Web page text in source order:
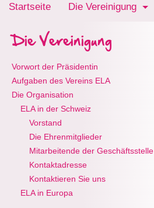
Startseite Die Vereinigung
Die Vereinigung
Vorwort der Präsidentin
Aufgaben des Vereins ELA
Die Organisation
ELA in der Schweiz
Vorstand
Die Ehrenmitglieder
Mitarbeitende der Geschäftsstelle
Kontaktadresse
Kontaktieren Sie uns
ELA in Europa